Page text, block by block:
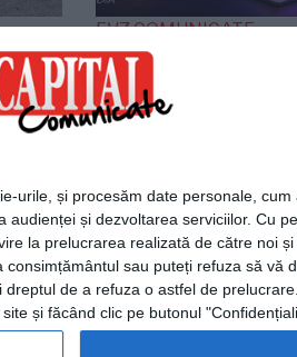
urile, și procesăm date personale,
și dezvoltarea serviciilor. Cu
la prelucrarea realizată de către noi
sau puteți refuza să vă
de a refuza o astfel de
și făcând clic pe butonul
un
care
EVZ COMUNICATE
Agentia Plum Media
lansează un ghid
practic pentru
vor să intre în
comerțul electronic
|Consimtamant cookie-uri